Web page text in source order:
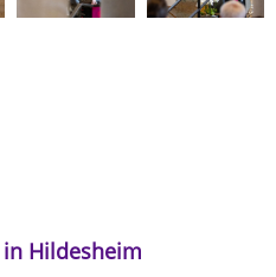
in Hildesheim